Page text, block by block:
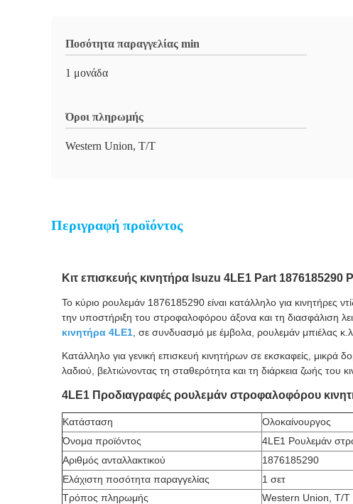
Ποσότητα παραγγελίας min
1 μονάδα
Όροι πληρωμής
Western Union, T/T
Περιγραφή προϊόντος
Κιτ επισκευής κινητήρα Isuzu 4LE1 Part
Το κύριο ρουλεμάν 1876185290 είναι κατάλληλο για κινητήρες
την υποστήριξη του στροφαλοφόρου άξονα και τη διασφάλιση
κινητήρα 4LE1 , σε συνδυασμό με έμβολα, ρουλεμάν μπιέλας
Κατάλληλο για γενική επισκευή κινητήρων σε εκσκαφείς, μικρά
λαδιού, βελτιώνοντας τη σταθερότητα και τη διάρκεια ζωής του
4LE1 Προδιαγραφές ρουλεμάν στροφαλοφόρου
Κατάσταση
Ολοκαίνουργος
Όνομα προϊόντος
4LE1 Ρουλεμάν
Αριθμός ανταλλακτικού
1876185290
Ελάχιστη ποσότητα παραγγελίας
1 σετ
Τρόπος πληρωμής
Western Union, T/T